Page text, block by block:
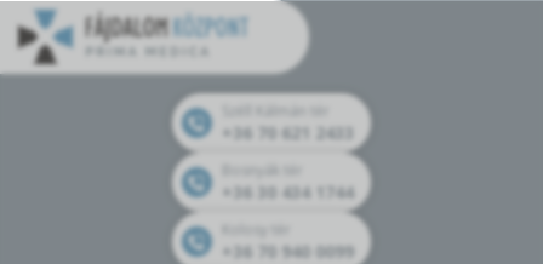
+36 70 621 2433
+36 30 434 1744
+36 70 940 0099